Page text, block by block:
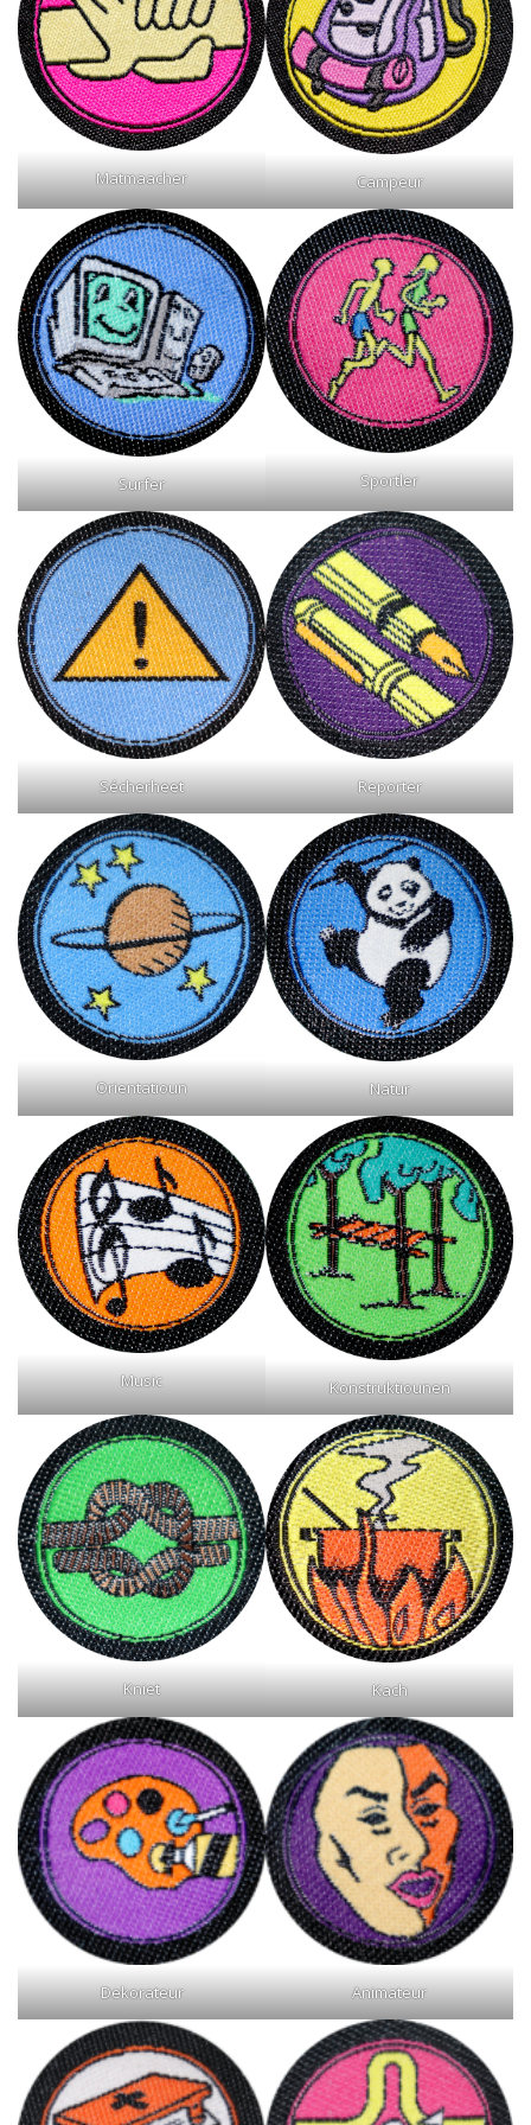
Matmaacher Campeur
Surfer Sportler
Sécherheet Reporter
Orientatioun Natur
Music Konstruktiounen
Kniet Kach
Dekorateur Animateur